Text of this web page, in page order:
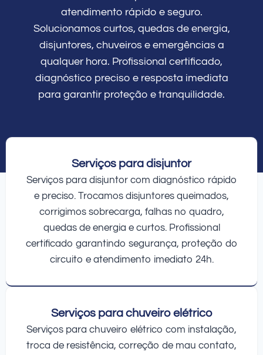
atendimento rápido e seguro.
Solucionamos curtos, quedas de energia,
disjuntores, chuveiros e emergências a
qualquer hora. Profissional certificado,
diagnóstico preciso e resposta imediata
para garantir proteção e tranquilidade.
Serviços para disjuntor
Serviços para disjuntor com diagnóstico rápido
e preciso. Trocamos disjuntores queimados,
corrigimos sobrecarga, falhas no quadro,
quedas de energia e curtos. Profissional
certificado garantindo segurança, proteção do
circuito e atendimento imediato 24h.
Serviços para chuveiro elétrico
Serviços para chuveiro elétrico com instalação,
troca de resistência, correção de mau contato,